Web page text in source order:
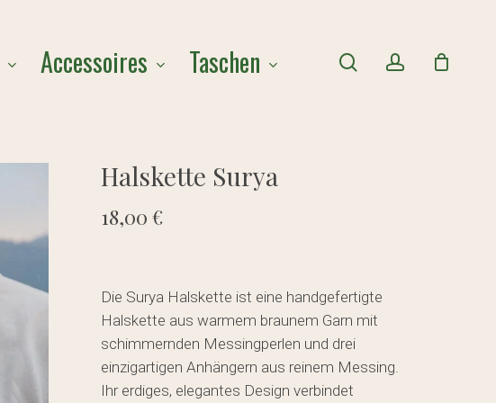
Accessoires Taschen searchaccount
Cart
Halskette Surya
18,00 €
Die Surya Halskette ist eine handgefertigte
Halskette aus warmem braunem Garn mit
schimmernden Messingperlen und drei
einzigartigen Anhängern aus reinem Messing.
Ihr erdiges, elegantes Design verbindet